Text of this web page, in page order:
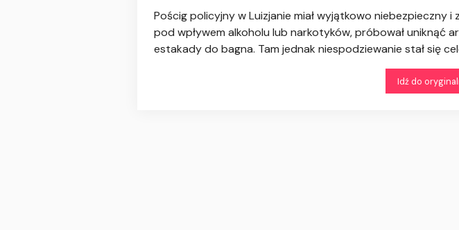
Pościg policyjny w Luizjanie miał wyjątkowo
pod wpływem alkoholu lub narkotyków, próbował uniknąć
estakady do bagna. Tam jednak niespodziewanie stał się
Idź do